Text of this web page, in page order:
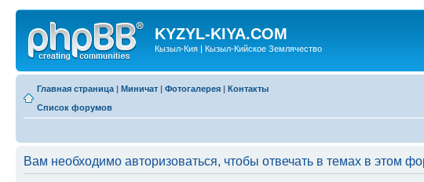
KYZYL-KIYA.COM
Кызыл-Кия | Кызыл-Кийское Землячество
Главная страница | Миничат | Фотогалерея | Контакты
Список форумов
Вам необходимо авторизоваться, чтобы отвечать в темах в этом